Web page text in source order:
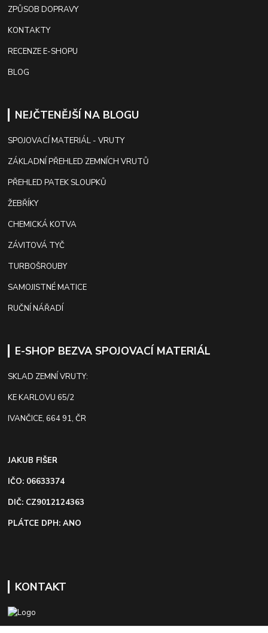
ZPŮSOB DOPRAVY
KONTAKTY
RECENZE E-SHOPU
BLOG
NEJČTENĚJŠÍ NA BLOGU
SPOJOVACÍ MATERIÁL - VRUTY
ZÁKLADNÍ PŘEHLED ZEMNÍCH VRUTŮ
PŘEHLED PATEK SLOUPKŮ
ŽEBŘÍKY
CHEMICKÁ KOTVA
ZÁVITOVÁ TYČ
TURBOŠROUBY
SAMOJISTNÉ MATICE
RUČNÍ NÁŘADÍ
E-SHOP BEZVA SPOJOVACÍ MATERIÁL
SKLAD ZEMNÍ VRUTY:
KE KARLOVU 65/2
IVANČICE, 664 91, ČR
JAKUB FIŠER
IČO: 06633374
DIČ: CZ9012124363
PLÁTCE DPH: ANO
KONTAKT